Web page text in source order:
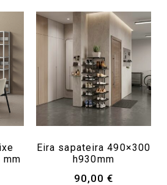
Eira sapateira 490×300
h930mm
90,00€